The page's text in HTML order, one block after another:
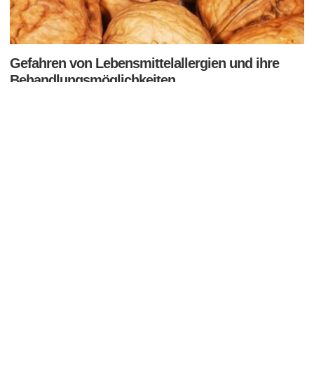
Gefahren von Lebensmittelallergien und ihre
Behandlungsmöglichkeiten